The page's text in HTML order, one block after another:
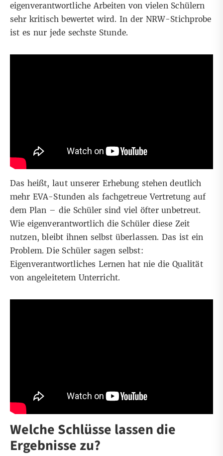
eigenverantwortliche Arbeiten von vielen Schülern
sehr kritisch bewertet wird. In der NRW-Stichprobe
ist es nur jede sechste Stunde.
Das heißt, laut unserer Erhebung stehen deutlich
mehr EVA-Stunden als fachgetreue Vertretung auf
dem Plan – die Schüler sind viel öfter unbetreut.
Wie eigenverantwortlich die Schüler diese Zeit
nutzen, bleibt ihnen selbst überlassen. Das ist ein
Problem. Die Schüler sagen selbst:
Eigenverantwortliches Lernen hat nie die Qualität
von angeleitetem Unterricht.
Welche Schlüsse lassen die
Ergebnisse zu?